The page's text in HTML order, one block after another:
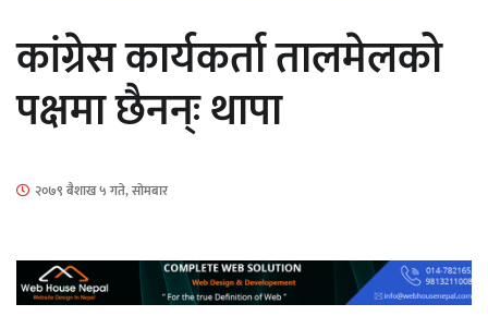
औपचारिक सेवा सञ्चालनमा
कांग्रेस कार्यकर्ता तालमेलको
पक्षमा छैनन्ः थापा
२०७९ बैशाख ५ गते, सोमबार